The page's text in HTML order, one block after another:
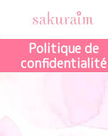
Politique de
confidentialité